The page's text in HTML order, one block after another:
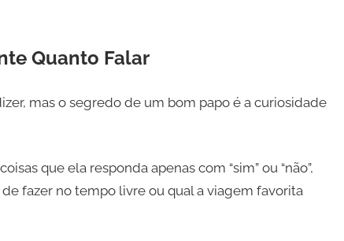
Quanto Falar
mas o segredo de um bom papo é a curiosidade
que ela responda apenas com “sim” ou “não”,
fazer no tempo livre ou qual a viagem favorita